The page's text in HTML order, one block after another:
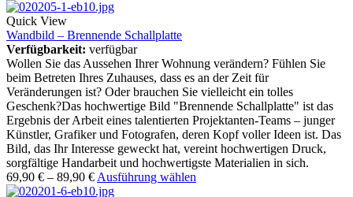
Quick View
Wandbild – Brennende Schallplatte
Verfügbarkeit: verfügbar
Wollen Sie das Aussehen Ihrer Wohnung verändern? Fühlen Sie
beim Betreten Ihres Zuhauses, dass es an der Zeit für
Veränderungen ist? Oder brauchen Sie vielleicht ein tolles
Geschenk?Das hochwertige Bild "Brennende Schallplatte" ist das
Ergebnis der Arbeit eines talentierten Projektanten-Teams – junger
Künstler, Grafiker und Fotografen, deren Kopf voller Ideen ist. Das
Bild, das Ihr Interesse geweckt hat, vereint hochwertigen Druck,
sorgfältige Handarbeit und hochwertigste Materialien in sich.
69,90 € – 89,90 € Ausführung wählen